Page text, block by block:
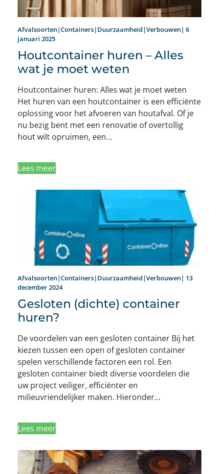
Afvalsoorten|Containers|Duurzaamheid|Verbouwen| 6
januari 2025
Houtcontainer huren – Alles
wat je moet weten
Houtcontainer huren: Alles wat je moet weten
Het huren van een houtcontainer is een efficiënte
oplossing voor het afvoeren van houtafval. Of je
nu bezig bent met een renovatie of overtollig
hout wilt opruimen, een…
Lees meer
Afvalsoorten|Containers|Duurzaamheid|Verbouwen| 13
december 2024
Gesloten (dichte) container
huren?
De voordelen van een gesloten container Bij het
kiezen tussen een open of gesloten container
spelen verschillende factoren een rol. Een
gesloten container biedt diverse voordelen die
uw project veiliger, efficiënter en
milieuvriendelijker maken. Hieronder…
Lees meer